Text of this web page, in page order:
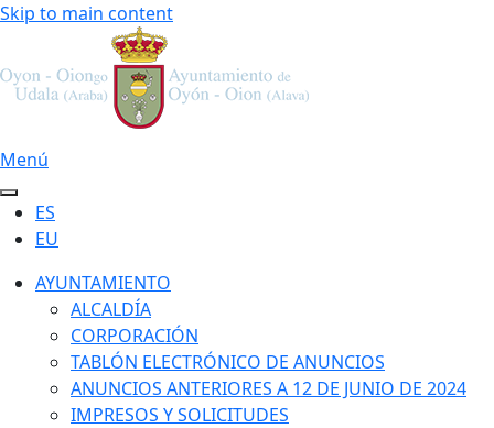
Skip to main content
Menú
ES
EU
AYUNTAMIENTO
ALCALDÍA
CORPORACIÓN
TABLÓN ELECTRÓNICO DE ANUNCIOS
ANUNCIOS ANTERIORES A 12 DE JUNIO DE 2024
IMPRESOS Y SOLICITUDES